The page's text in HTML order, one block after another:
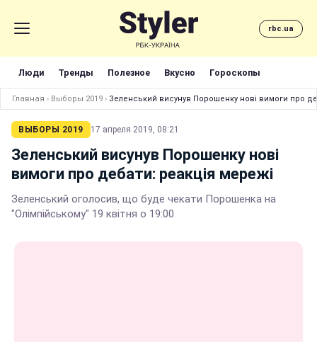
rbc.ua
Люди Тренды Полезное Вкусно Гороскопы
Главная › Выборы 2019 › Зеленський висунув Порошенку нові вимоги про
ВЫБОРЫ 2019 17 апреля 2019, 08:21
Зеленський висунув Порошенку нові
вимоги про дебати: реакція мережі
Зеленський оголосив, що буде чекати Порошенка на
"Олімпійському" 19 квітня о 19:00